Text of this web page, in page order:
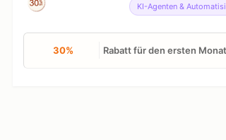
KI-Agenten &
30% Rabatt für den ersten